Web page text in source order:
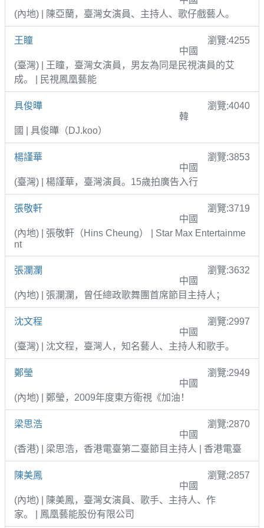
(內地) | 陳亞蘭，臺灣女演員、主持人、歌仔戲藝人。
王瞳
瀏覽:4255
中國
(臺灣) | 王瞳，臺灣女演員，男友為同是民視演員的艾
成。 | 民視鳳凰藝能
具俊曄
瀏覽:4040
韓
國 | 具俊曄（DJ.koo）
楊謹華
瀏覽:3853
中國
(臺灣) | 楊謹華，臺灣演員。15歲拍廣告入行
張敬軒
瀏覽:3719
中國
(內地) | 張敬軒（Hins Cheung） | Star Max Entertainme
nt
張瀾瀾
瀏覽:3632
中國
(內地) | 張瀾瀾，曾任總政歌舞團首席節目主持人；
沈文程
瀏覽:2997
中國
(臺灣) | 沈文程，臺灣人，知名藝人、主持人和歌手。
鄭瑩
瀏覽:2949
中國
(內地) | 鄭瑩，2009年度東方衛視《加油！
梁思浩
瀏覽:2870
中國
(香港) | 梁思浩，香港電臺第二臺節目主持人 | 香港電臺
陳美鳳
瀏覽:2857
中國
(內地) | 陳美鳳，臺灣女演員、歌手、主持人、作
家。 | 鳳凰藝能股份有限公司